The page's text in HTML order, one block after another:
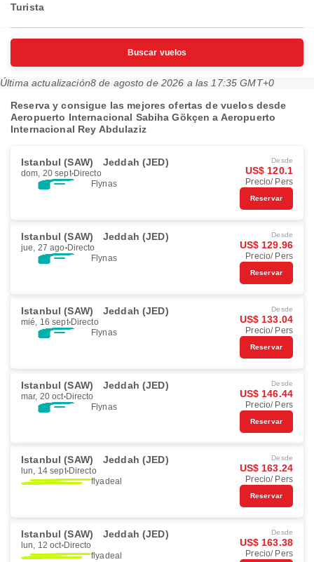
Turista
Buscar vuelos
Última actualización8 de agosto de 2026 a las 17:35 GMT+0
Reserva y consigue las mejores ofertas de vuelos desde
Aeropuerto Internacional Sabiha Gökçen a Aeropuerto
Internacional Rey Abdulaziz
Istanbul (SAW) Jeddah (JED)
dom, 20 sept Directo
Flynas
Desde
US$ 120.1
Precio/ Pers
Reservar
Istanbul (SAW) Jeddah (JED)
jue, 27 ago Directo
Flynas
Desde
US$ 129.96
Precio/ Pers
Reservar
Istanbul (SAW) Jeddah (JED)
mié, 16 sept Directo
Flynas
Desde
US$ 133.04
Precio/ Pers
Reservar
Istanbul (SAW) Jeddah (JED)
mar, 20 oct Directo
Flynas
Desde
US$ 146.44
Precio/ Pers
Reservar
Istanbul (SAW) Jeddah (JED)
lun, 14 sept Directo
flyadeal
Desde
US$ 163.24
Precio/ Pers
Reservar
Istanbul (SAW) Jeddah (JED)
lun, 12 oct Directo
flyadeal
Desde
US$ 163.38
Precio/ Pers